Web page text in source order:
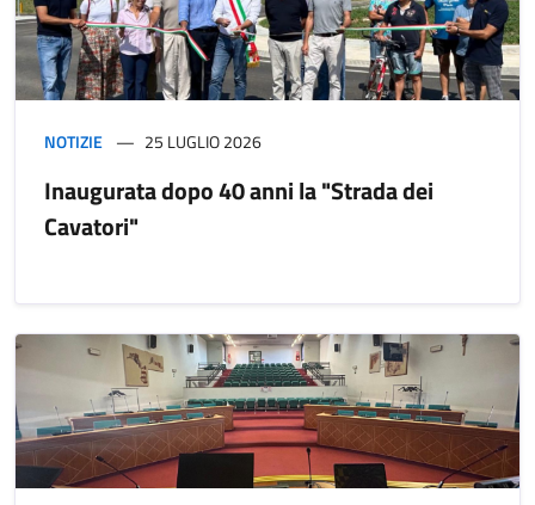
NOTIZIE 25 LUGLIO 2026
Inaugurata dopo 40 anni la "Strada dei
Cavatori"